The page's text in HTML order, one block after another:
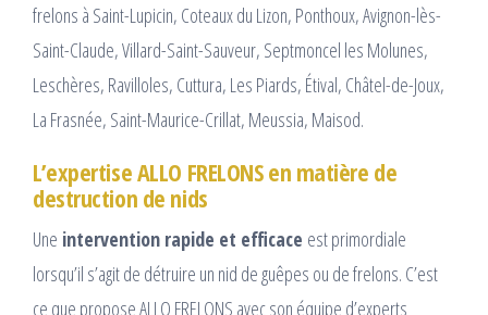
frelons à Saint-Lupicin, Coteaux du Lizon, Ponthoux, Avignon-lès-
Saint-Claude, Villard-Saint-Sauveur, Septmoncel les Molunes,
Leschères, Ravilloles, Cuttura, Les Piards, Étival, Châtel-de-Joux,
La Frasnée, Saint-Maurice-Crillat, Meussia, Maisod.
L’expertise ALLO FRELONS en matière de
destruction de nids
Une intervention rapide et efficace est primordiale
lorsqu’il s’agit de détruire un nid de guêpes ou de frelons. C’est
ce que propose ALLO FRELONS avec son équipe d’experts